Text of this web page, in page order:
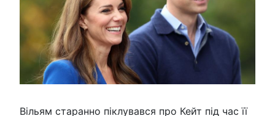
Вільям старанно піклувався про Кейт під час її